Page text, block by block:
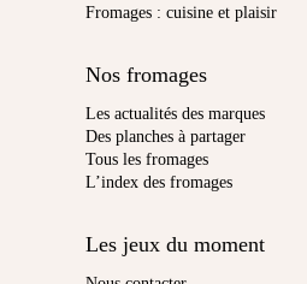
Fromages : cuisine et plaisir
Nos fromages
Les actualités des marques
Des planches à partager
Tous les fromages
L’index des fromages
Les jeux du moment